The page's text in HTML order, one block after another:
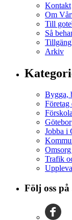
Kontakt
Om
Till
Så
Arkiv
Bygga,
Företag
Jobba i
Trafik
Följ oss på